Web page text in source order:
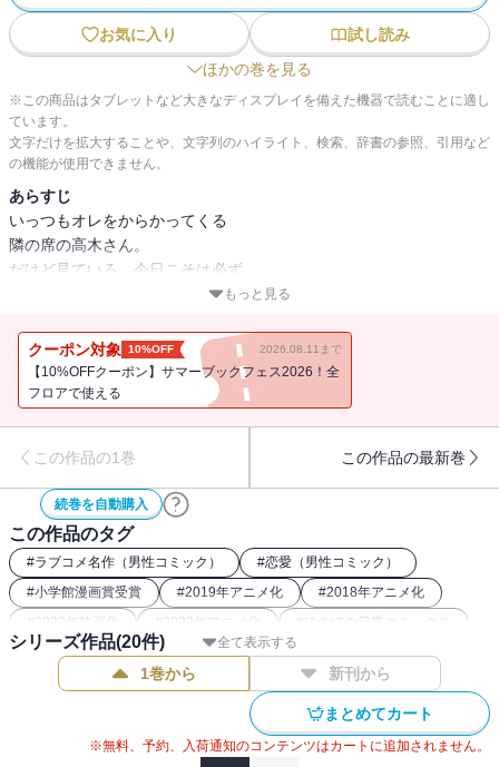
お気に入り
試し読み
ほかの巻を見る
※この商品はタブレットなど大きなディスプレイを備えた機器で読むことに適し
ています。
文字だけを拡大することや、文字列のハイライト、検索、辞書の参照、引用など
の機能が使用できません。
あらすじ
いっつもオレをからかってくる
隣の席の高木さん。
だけど見ていろ、今日こそは必ず
もっと見る
クーポン対象 10%OFF 2026.08.11まで
【10%OFFクーポン】サマーブックフェス2026！全
フロアで使える
この作品の1巻 この作品の最新巻
続巻を自動購入
この作品のタグ
#ラブコメ名作（男性コミック） #恋愛（男性コミック）
#小学館漫画賞受賞 #2019年アニメ化 #2018年アニメ化
#2022年映画化 #2022年アニメ化 # ほのぼの日常コミックス
#若者の日常コミック #学園コミック #2024年映画化
2024年ドラマ化
全て表示する
シリーズ作品(20件)
1巻から 新刊から
まとめてカート
※無料、予約、入荷通知のコンテンツはカートに追加されません。